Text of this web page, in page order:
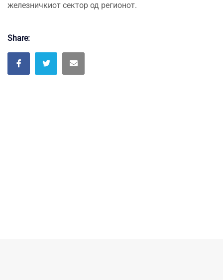
железничкиот сектор од регионот.
Share: